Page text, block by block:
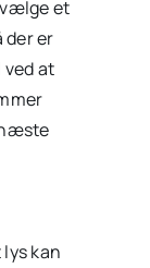
et
der er
ved at
kan